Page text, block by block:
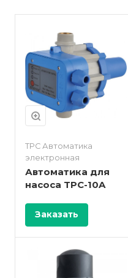
TPC Автоматика
электронная
Автоматика для
насоса TPC-10A
Заказать